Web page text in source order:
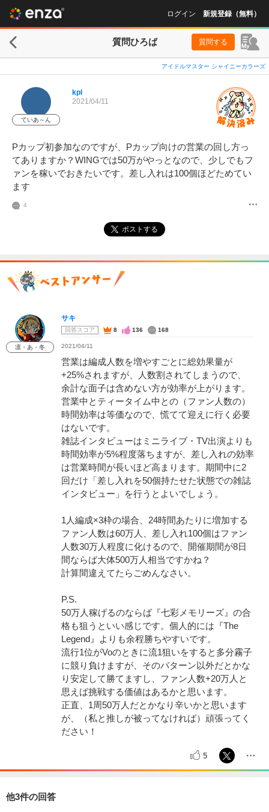
ログイン 新規登録（無料）
質問ひろば 質問する
アイドルマスター シャイニーカラーズ
ていあ～ん
kpl
2021/04/11
Pカップ初参加なのですが、Pカップ向けの営業の回し方っ
てありますか？WINGでは50万がやっとなので、少しでもフ
ァンを稼いでおきたいです。差し入れは100個ほどためてい
ます
4
ポストする
凛・あ・冬
サキ
回答スコア 8 136 168
2021/04/11
営業は編成人数を増やすごとに総効果量が
+25%されますが、人数割されてしまうので、
余計な面子は含めない方が効率が上がります。
営業中とティータイム中との（ファン人数の）
時間効率は等価なので、慌てて迎えに行く必要
はないです。
雑誌インタビューはミニライブ・TV出演よりも
時間効率が5%程度落ちますが、差し入れの効率
は営業時間が長いほど高まります。期間中に2
回だけ「差し入れを50個持たせた状態での雑誌
インタビュー」を行うとよいでしょう。
1人編成×3枠の場合、24時間あたりに増加する
ファン人数は60万人、差し入れ100個はファン
人数30万人程度に化けるので、開催期間が8日
間ならば大体500万人相当ですかね？
計算間違えてたらごめんなさい。
P.S.
50万人稼げるのならば『七彩メモリーズ』の合
格も狙うといい感じです。個人的には『The
Legend』よりも余程勝ちやすいです。
流行1位がVoのときに流1狙いをすると多分霧子
に競り負けますが、そのパターン以外だとかな
り安定して勝てますし、ファン人数+20万人と
思えば挑戦する価値はあるかと思います。
正直、1周50万人だとかなり辛いかと思います
が、（私と推しが被ってなければ）頑張ってく
ださい！
5
他3件の回答